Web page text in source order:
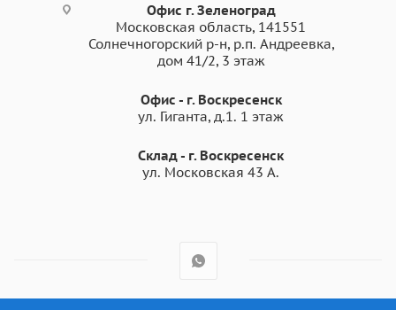
Офис г. Зеленоград
Московская область, 141551
Солнечногорский р-н, р.п. Андреевка,
дом 41/2, 3 этаж
Офис - г. Воскресенск
ул. Гиганта, д.1. 1 этаж
Склад - г. Воскресенск
ул. Московская 43 А.